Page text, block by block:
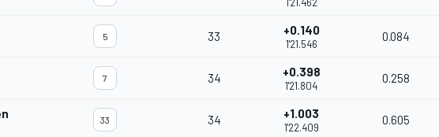
5 33 +0.140
1'21.546
0.084
7 34 +0.398
1'21.804
0.258
33 34 +1.003
1'22.409
0.605